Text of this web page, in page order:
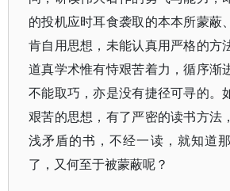
的投机应时耳食袭取的本本所蒙蔽
肯自用思想，未能认真用严格的方
道真学术惟有恃艰苦着力，循序渐
不能取巧，亦是没有捷径可寻的。
艰苦的思想，有了严密的读书方法
浅矛盾的书，不经一读，就知道
了，又何至于被蒙蔽呢？